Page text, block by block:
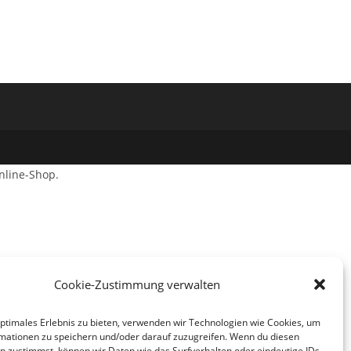
Cookie-Zustimmung verwalten
Erlebnis zu bieten, verwenden wir Technologien wie Cookies, um
zu speichern und/oder darauf zuzugreifen. Wenn du diesen
Shop.